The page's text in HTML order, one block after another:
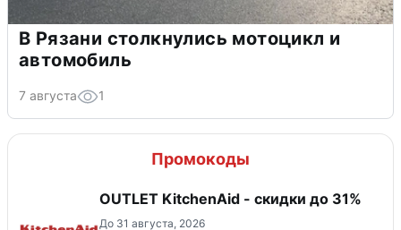
В Рязани столкнулись мотоцикл и
автомобиль
7 августа 1
Промокоды
OUTLET KitchenAid - скидки до 31%
До 31 августа, 2026